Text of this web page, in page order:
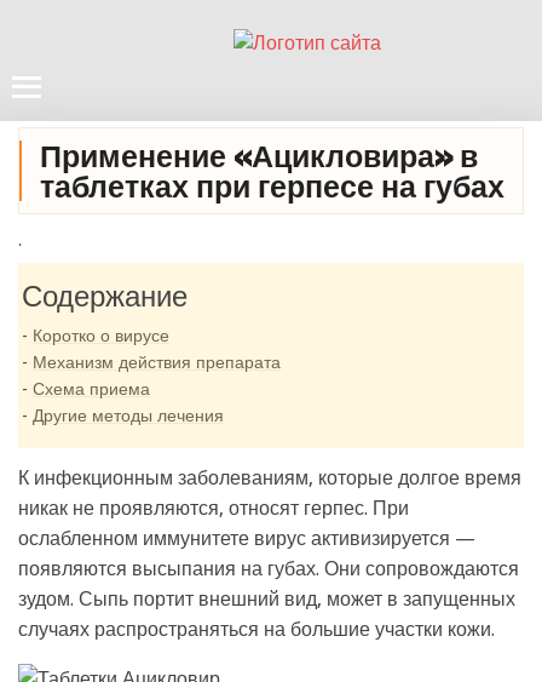
Применение «Ацикловира» в
таблетках при герпесе на губах
.
Содержание
Коротко о вирусе
Механизм действия препарата
Схема приема
Другие методы лечения
К инфекционным заболеваниям, которые долгое время
никак не проявляются, относят герпес. При
ослабленном иммунитете вирус активизируется —
появляются высыпания на губах. Они сопровождаются
зудом. Сыпь портит внешний вид, может в запущенных
случаях распространяться на большие участки кожи.